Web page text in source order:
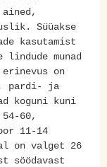
Süüakse
kasutamist
munad
erinevus on
pardi- ja
koguni kuni
60,
11-14
on valget 26
söödavast